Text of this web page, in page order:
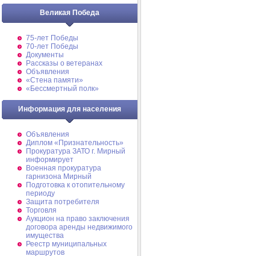
Великая Победа
75-лет Победы
70-лет Победы
Документы
Рассказы о ветеранах
Объявления
«Стена памяти»
«Бессмертный полк»
Информация для населения
Объявления
Диплом «Признательность»
Прокуратура ЗАТО г. Мирный
информирует
Военная прокуратура
гарнизона Мирный
Подготовка к отопительному
периоду
Защита потребителя
Торговля
Аукцион на право заключения
договора аренды недвижимого
имущества
Реестр муниципальных
маршрутов